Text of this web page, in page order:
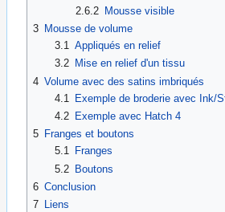
2.6.2 Mousse visible
3 Mousse de volume
3.1 Appliqués en relief
3.2
Mise en relief d'un tissu
4 Volume avec des satins imbriqués
4.1
Exemple de broderie avec Ink/
4.2
Exemple avec Hatch 4
5 Franges et boutons
5.1
Franges
5.2 Boutons
6 Conclusion
7 Liens